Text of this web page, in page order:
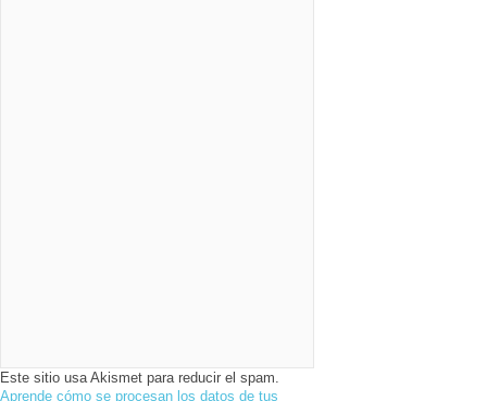
Este sitio usa Akismet para reducir el spam.
Aprende cómo se procesan los datos de tus